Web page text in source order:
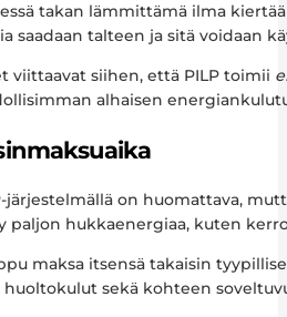
takan lämmittämä ilma
saadaan talteen ja sitä voidaan
viittaavat siihen, että PILP toimii
alhaisen
järjestelmällä on huomattava,
paljon hukkaenergiaa, kuten
maksa itsensä takaisin
sekä kohteen